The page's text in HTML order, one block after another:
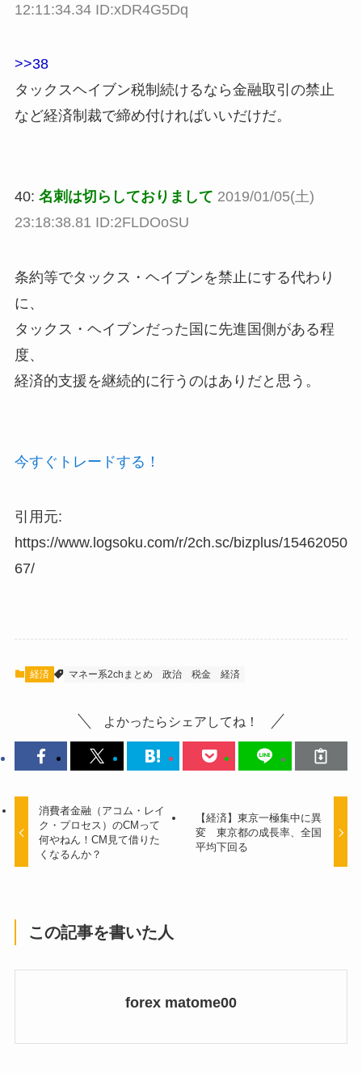
12:11:34.34 ID:xDR4G5Dq
>>38
タックスヘイブン税制続けるなら金融取引の禁止
など経済制裁で締め付ければいいだけだ。
40: 名刺は切らしておりまして 2019/01/05(土)
23:18:38.81 ID:2FLDOoSU
条約等でタックス・ヘイブンを禁止にする代わり
に、
タックス・ヘイブンだった国に先進国側がある程
度、
経済的支援を継続的に行うのはありだと思う。
今すぐトレードする！
引用元:
https://www.logsoku.com/r/2ch.sc/bizplus/15462050
67/
経済 マネー系2chまとめ 政治 税金 経済
よかったらシェアしてね！
消費者金融（アコム・レイ
ク・プロセス）のCMって
何やねん！CM見て借りた
くなるんか？
【経済】東京一極集中に異
変 東京都の成長率、全国
平均下回る
この記事を書いた人
forex matome00